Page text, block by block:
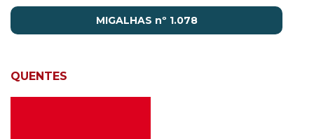
MIGALHAS nº 1.078
QUENTES